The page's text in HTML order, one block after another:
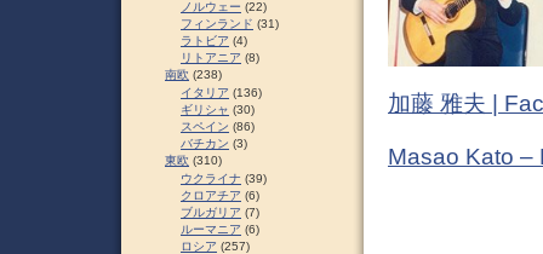
加藤 雅夫 |
Masao Kato –
ノルウェー (22)
フィンランド (31)
ラトビア (4)
リトアニア (8)
南欧 (238)
イタリア (136)
ギリシャ (30)
スペイン (86)
バチカン (3)
東欧 (310)
ウクライナ (39)
クロアチア (6)
ブルガリア (7)
ルーマニア (6)
ロシア (257)